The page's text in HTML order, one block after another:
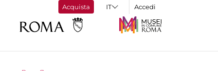
Acquista Accedi